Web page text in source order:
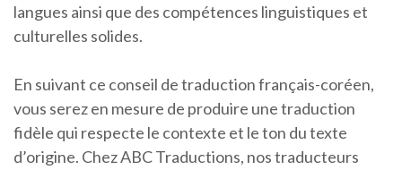
langues ainsi que des compétences linguistiques et
culturelles solides.
En suivant ce conseil de traduction français-coréen,
vous serez en mesure de produire une traduction
fidèle qui respecte le contexte et le ton du texte
d’origine. Chez ABC Traductions, nos traducteurs